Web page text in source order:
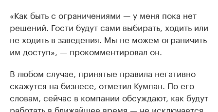
«Как быть с ограничениями — у меня пока нет
решений. Гости будут сами выбирать, ходить или
не ходить в заведения. Мы не можем ограничить
им доступ», — прокомментировал он.
В любом случае, принятые правила негативно
скажутся на бизнесе, отметил Кумпан. По его
словам, сейчас в компании обсуждают, как будут
работать в ближайшее время — не исключается